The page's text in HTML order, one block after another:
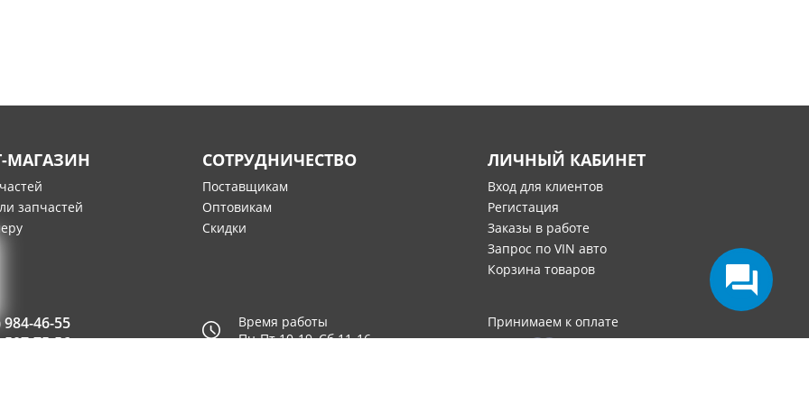
МАГАЗИН
запчастей
СОТРУДНИЧЕСТВО
Поставщикам
Оптовикам
Скидки
ЛИЧНЫЙ КАБИНЕТ
Вход для клиентов
Регистация
Заказы в работе
Запрос по VIN авто
Корзина товаров
984-46-55
507-75-56
Время работы
Пн-Пт 10-19, Сб 11-16
Принимаем к оплате